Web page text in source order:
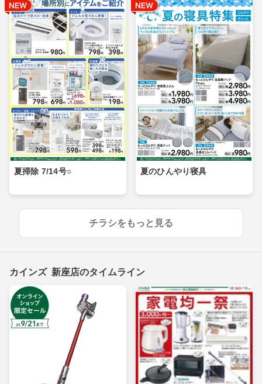
夏掃除 7/14号○ 夏のひんやり寝具
チラシをもっと見る
カインズ 新座店のタイムライン